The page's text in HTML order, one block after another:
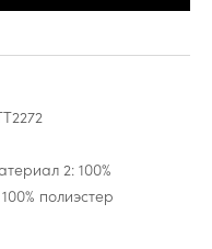
2: 100%
полиэстер